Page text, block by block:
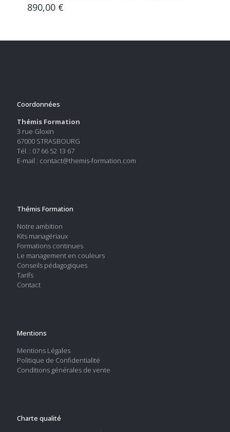
890,00 €
Coordonnées
Thémis Formation
3 rue Gloxin
67000 STRASBOURG
Tél. : 07 66 52 13 67
E-mail : contact@themis-formation.com
Thémis Formation
Notre ambition
Kits managériaux
Formations continues
Le management en couleurs
Conseils pédagogiques
Tarifs
Contact
Mentions
Mentions Légales
Politique de Confidentialité
Conditions générales de vente
Charte qualité